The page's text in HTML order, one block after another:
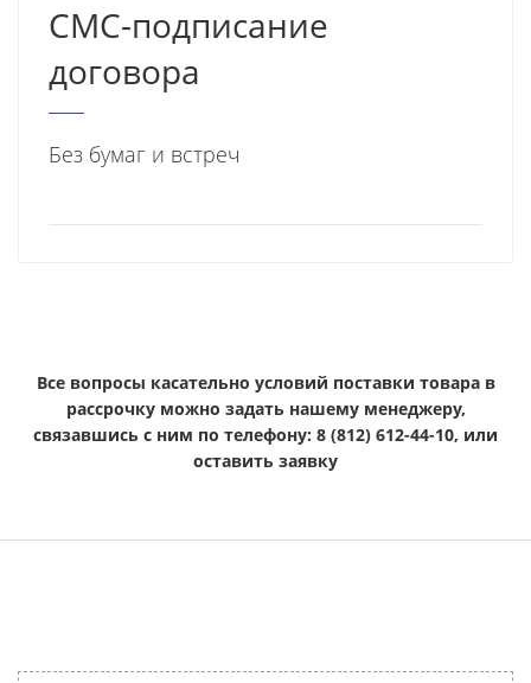
СМС-подписание
договора
Без бумаг и встреч
Все вопросы касательно условий поставки товара в
рассрочку можно задать нашему менеджеру,
связавшись с ним по телефону: 8 (812) 612-44-10, или
оставить заявку